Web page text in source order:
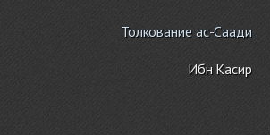
Толкование ас-Саади
Ибн Касир